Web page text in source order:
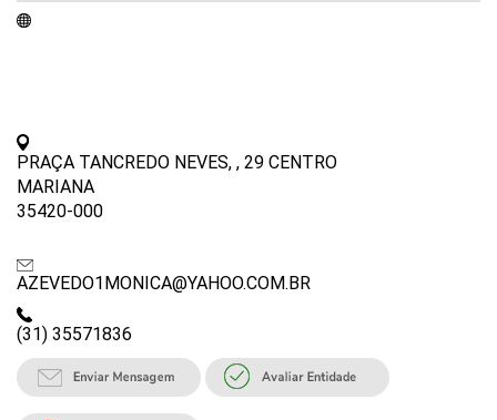
PRAÇA TANCREDO NEVES, , 29 CENTRO
MARIANA
35420-000
AZEVEDO1MONICA@YAHOO.COM.BR
(31) 35571836